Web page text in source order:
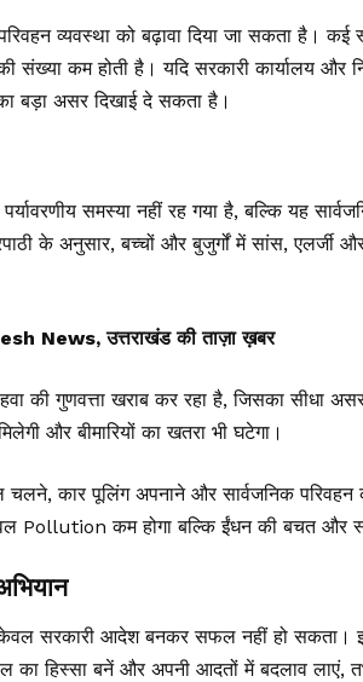
व्यवस्था को बढ़ावा दिया जा सकता है।
कम होती है। यदि सरकारी कार्यालय और
बड़ा असर दिखाई दे सकता है।
समस्या नहीं रह गया है, बल्कि यह
के अनुसार, बच्चों और बुजुर्गों में सांस, एलर्जी
उत्तराखंड की ताज़ा ख़बर
की गुणवत्ता खराब कर रहा है, जिसका सीधा
और बीमारियों का खतरा भी घटेगा।
चलने, कार पूलिंग अपनाने और सार्वजनिक परिवहन
Pollution कम होगा बल्कि ईंधन की बचत और
सरकारी आदेश बनकर सफल नहीं हो सकता।
का हिस्सा बनें और अपनी आदतों में बदलाव लाएं,